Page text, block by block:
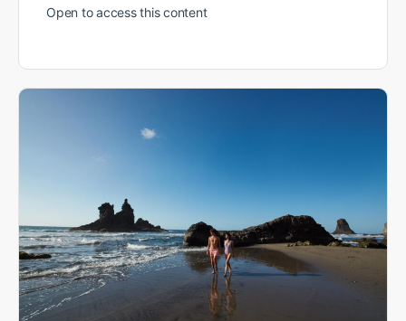
Open to access this content